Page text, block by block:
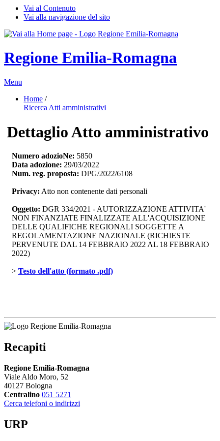
Vai al Contenuto
Vai alla navigazione del sito
Regione Emilia-Romagna
Menu
Home /
Ricerca Atti amministrativi
Dettaglio Atto amministrativo
Numero adozioNe: 5850
Data adozione: 29/03/2022
Num. reg. proposta: DPG/2022/6108
Privacy: Atto non contenente dati personali
Oggetto: DGR 334/2021 - AUTORIZZAZIONE ATTIVITA'
NON FINANZIATE FINALIZZATE ALL'ACQUISIZIONE
DELLE QUALIFICHE REGIONALI SOGGETTE A
REGOLAMENTAZIONE NAZIONALE (RICHIESTE
PERVENUTE DAL 14 FEBBRAIO 2022 AL 18 FEBBRAIO
2022)
> Testo dell'atto (formato .pdf)
Recapiti
Regione Emilia-Romagna
Viale Aldo Moro, 52
40127 Bologna
Centralino 051 5271
Cerca telefoni o indirizzi
URP